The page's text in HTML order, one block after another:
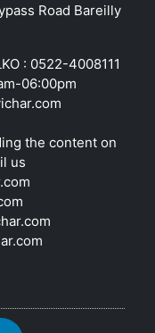
Road Bareilly
: 0522-4008111
06:00pm
the content on
us